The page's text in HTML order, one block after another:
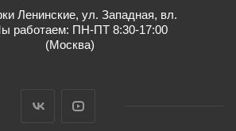
Ленинские, ул. Западная, вл.
работаем: ПН-ПТ 8:30-17:00
(Москва)